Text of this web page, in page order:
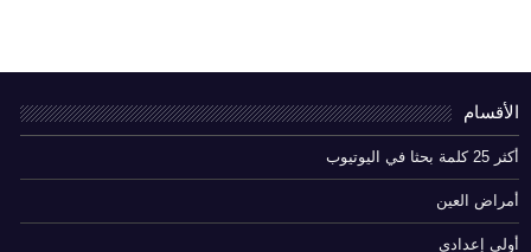
الأقسام
أكثر 25 كلمة بحثا في اليوتيوب
أمراض العين
أولى إعدادي